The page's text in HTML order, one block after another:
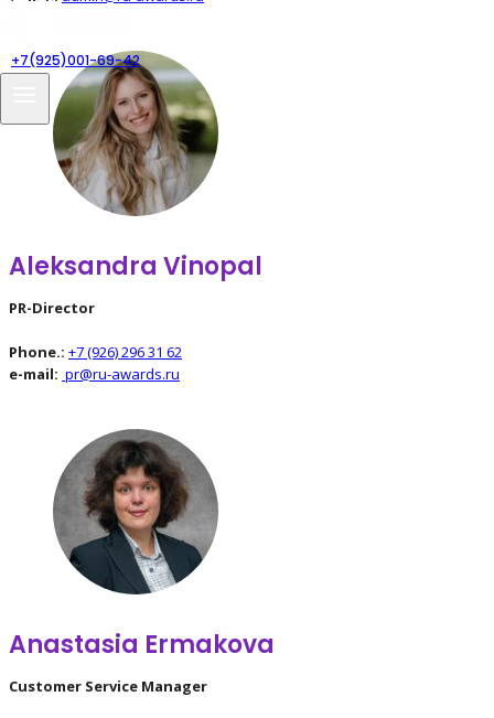
+7(925)001-69-42
Aleksandra Vinopal
PR-Director
Phone.: +7 (926) 296 31 62
e-mail: pr@ru-awards.ru
Anastasia Ermakova
Customer Service Manager